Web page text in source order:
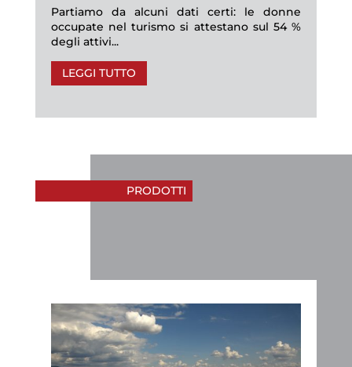
Partiamo da alcuni dati certi: le donne
occupate nel turismo si attestano sul 54 %
degli attivi...
LEGGI TUTTO
PRODOTTI